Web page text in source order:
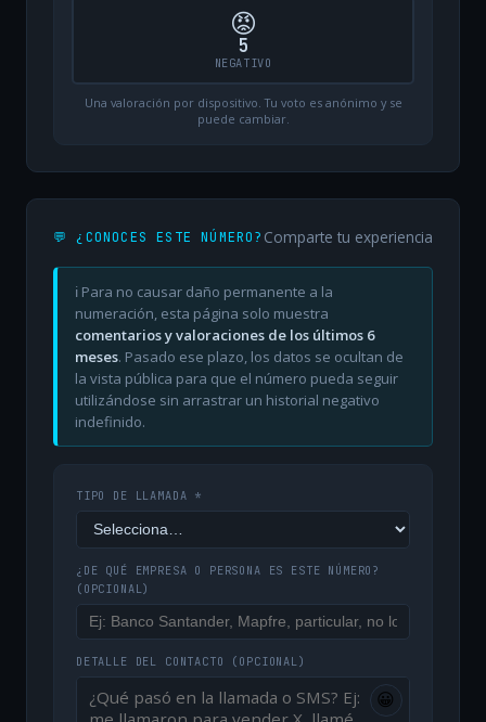
😡
5
NEGATIVO
Una valoración por dispositivo. Tu voto es anónimo y se
puede cambiar.
💬 ¿CONOCES ESTE NÚMERO? Comparte tu experiencia
ℹ️ Para no causar daño permanente a la
numeración, esta página solo muestra
comentarios y valoraciones de los últimos 6
meses. Pasado ese plazo, los datos se ocultan de
la vista pública para que el número pueda seguir
utilizándose sin arrastrar un historial negativo
indefinido.
TIPO DE LLAMADA *
¿DE QUÉ EMPRESA O PERSONA ES ESTE NÚMERO?
(OPCIONAL)
DETALLE DEL CONTACTO (OPCIONAL)
😀